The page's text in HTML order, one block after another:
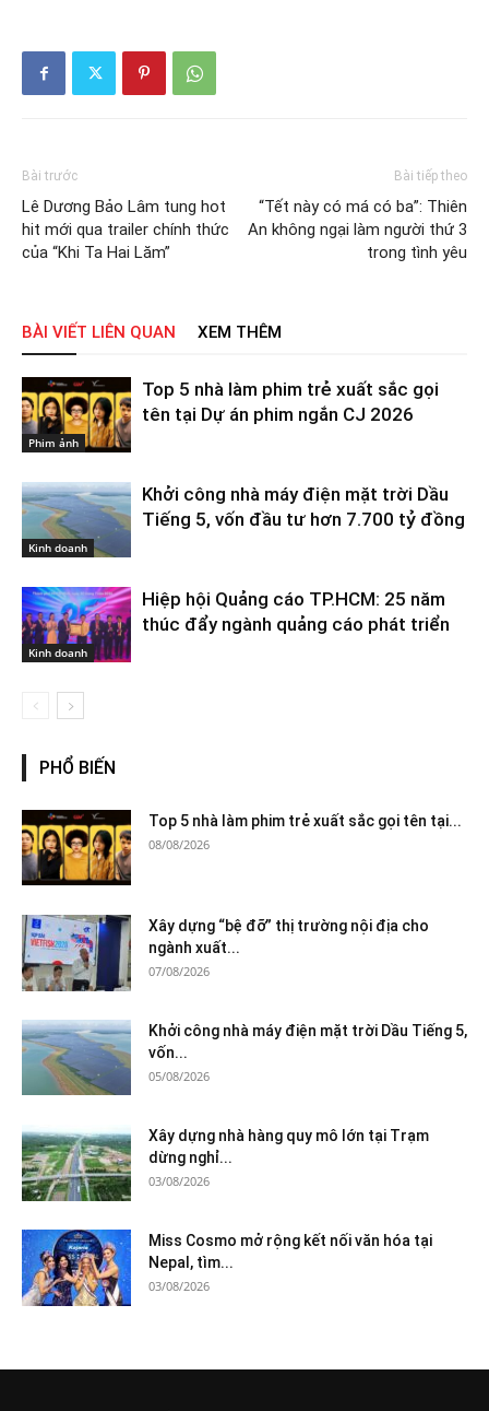
Bài trước
Lê Dương Bảo Lâm tung hot
hit mới qua trailer chính thức
của “Khi Ta Hai Lăm”
Bài tiếp theo
“Tết này có má có ba”: Thiên
An không ngại làm người thứ 3
trong tình yêu
BÀI VIẾT LIÊN QUAN XEM THÊM
Phim ảnh
Top 5 nhà làm phim trẻ xuất sắc gọi
tên tại Dự án phim ngắn CJ 2026
Kinh doanh
Khởi công nhà máy điện mặt trời Dầu
Tiếng 5, vốn đầu tư hơn 7.700 tỷ đồng
Kinh doanh
Hiệp hội Quảng cáo TP.HCM: 25 năm
thúc đẩy ngành quảng cáo phát triển
PHỔ BIẾN
Top 5 nhà làm phim trẻ xuất sắc gọi tên tại...
08/08/2026
Xây dựng “bệ đỡ” thị trường nội địa cho
ngành xuất...
07/08/2026
Khởi công nhà máy điện mặt trời Dầu Tiếng 5,
vốn...
05/08/2026
Xây dựng nhà hàng quy mô lớn tại Trạm
dừng nghỉ...
03/08/2026
Miss Cosmo mở rộng kết nối văn hóa tại
Nepal, tìm...
03/08/2026